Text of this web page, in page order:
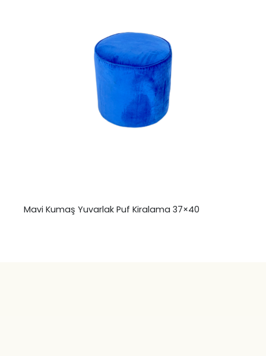
Mavi Kumaş Yuvarlak Puf Kiralama 37×40